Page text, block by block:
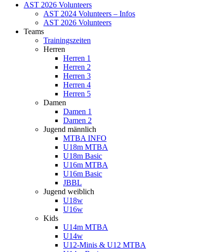
AST 2026 Volunteers
AST 2024 Volunteers – Infos
AST 2026 Volunteers
Teams
Trainingszeiten
Herren
Herren 1
Herren 2
Herren 3
Herren 4
Herren 5
Damen
Damen 1
Damen 2
Jugend männlich
MTBA INFO
U18m MTBA
U18m Basic
U16m MTBA
U16m Basic
JBBL
Jugend weiblich
U18w
U16w
Kids
U14m MTBA
U14w
U12-Minis & U12 MTBA